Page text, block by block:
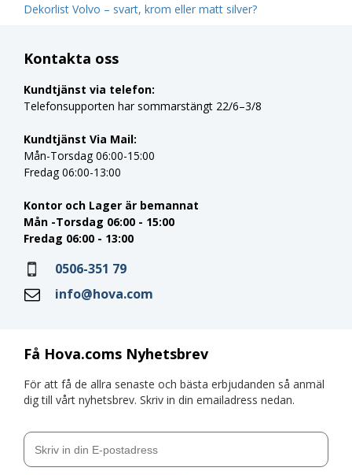
Dekorlist Volvo – svart, krom eller matt silver?
Få Hova.coms Nyhetsbrev
För att få de allra senaste och bästa erbjudanden så anmäl
dig till vårt nyhetsbrev. Skriv in din emailadress nedan.
Kontakta oss
Kundtjänst via telefon:
Telefonsupporten har sommarstängt 22/6–3/8
Kundtjänst Via Mail:
Mån-Torsdag 06:00-15:00
Fredag 06:00-13:00
Kontor och Lager är bemannat
Mån -Torsdag 06:00 - 15:00
Fredag 06:00 - 13:00
0506-351 79
info@hova.com